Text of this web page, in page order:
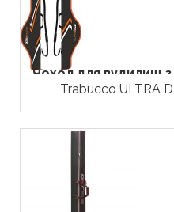
Чохол для вудилищ
Trabucco ULTRA